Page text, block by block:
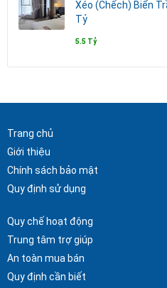
Xéo (Chếch) Biển
Tỷ
5.5 Tỷ
Trang chủ
Giới thiệu
Chính sách bảo mật
Quy định sử dụng
Quy chế hoạt động
Trung tâm trợ giúp
An toàn mua bán
Quy định cần biết